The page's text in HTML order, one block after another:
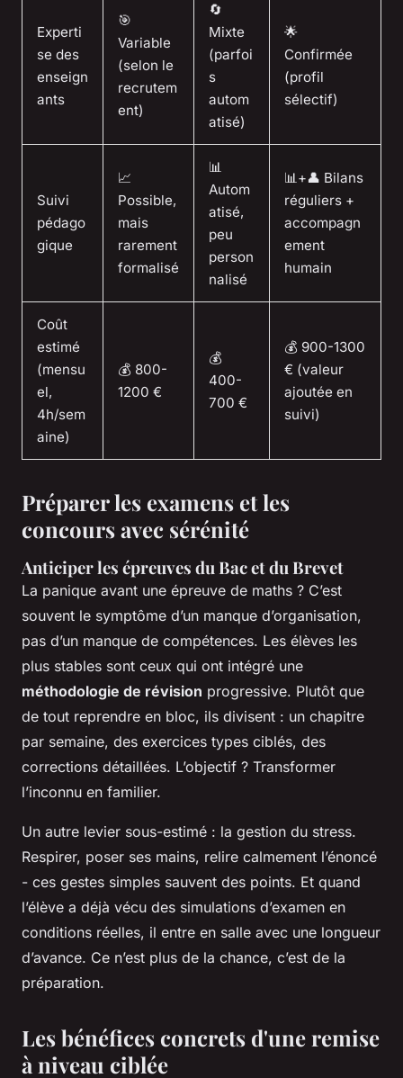
Experti
se des
enseign
ants
🎯
Variable
(selon le
recrutem
ent)
🔄
Mixte
(parfoi
s
autom
atisé)
🌟
Confirmée
(profil
sélectif)
Suivi
pédago
gique
📈
Possible,
mais
rarement
formalisé
📊
Autom
atisé,
peu
person
nalisé
📊+👤 Bilans
réguliers +
accompagn
ement
humain
Coût
estimé
(mensu
el,
4h/sem
aine)
💰 800-
1200 €
💰
400-
700 €
💰 900-1300
€ (valeur
ajoutée en
suivi)
Préparer les examens et les
concours avec sérénité
Anticiper les épreuves du Bac et du Brevet
La panique avant une épreuve de maths ? C’est
souvent le symptôme d’un manque d’organisation,
pas d’un manque de compétences. Les élèves les
plus stables sont ceux qui ont intégré une
méthodologie de révision progressive. Plutôt que
de tout reprendre en bloc, ils divisent : un chapitre
par semaine, des exercices types ciblés, des
corrections détaillées. L’objectif ? Transformer
l’inconnu en familier.
Un autre levier sous-estimé : la gestion du stress.
Respirer, poser ses mains, relire calmement l’énoncé
- ces gestes simples sauvent des points. Et quand
l’élève a déjà vécu des simulations d’examen en
conditions réelles, il entre en salle avec une longueur
d’avance. Ce n’est plus de la chance, c’est de la
préparation.
Les bénéfices concrets d'une remise
à niveau ciblée